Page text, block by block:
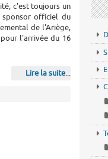
c'est toujours un
officiel du
de l'Ariège,
l'arrivée du 16
Lire la suite...